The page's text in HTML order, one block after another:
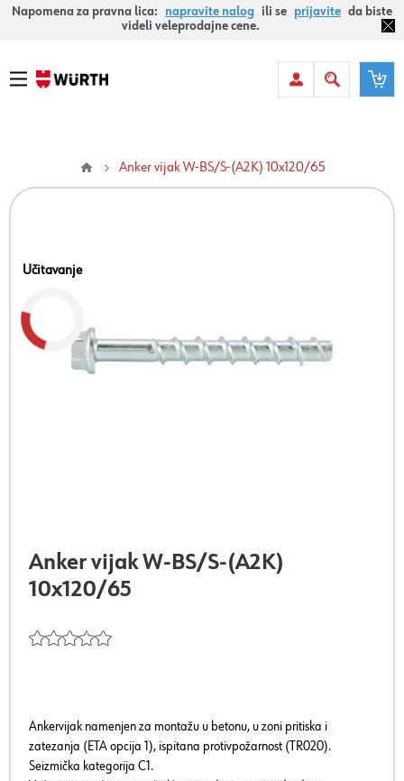
Napomena za pravna lica: napravite nalog ili se prijavite da biste
videli veleprodajne cene.
Anker vijak W-BS/S-(A2K) 10x120/65
Učitavanje
Anker vijak W-BS/S-(A2K)
10x120/65
Ankervijak namenjen za montažu u betonu, u zoni pritiska i
zatezanja (ETA opcija 1), ispitana protivpožarnost (TR020).
Seizmička kategorija C1.